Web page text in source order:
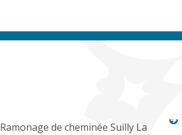
Ramonage de cheminée Suilly La